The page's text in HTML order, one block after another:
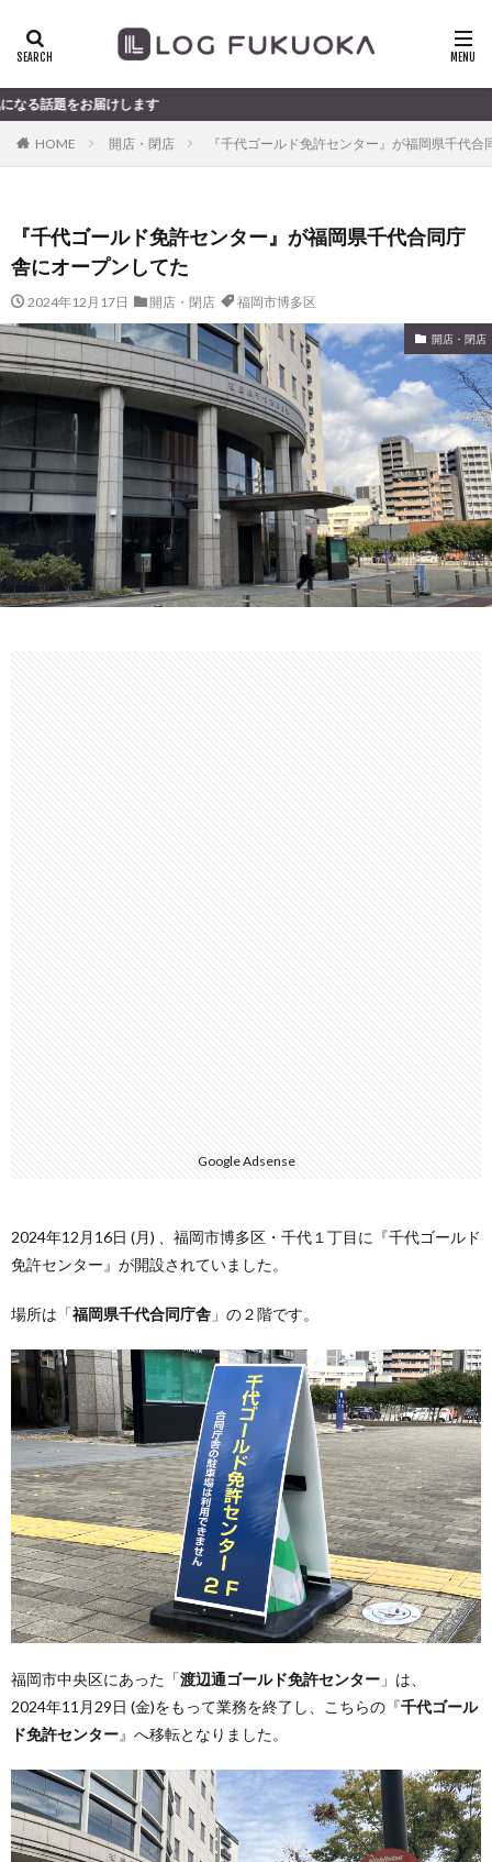
ます
HOME 開店・閉店 『千代ゴールド免許センター』が福岡県千代
『千代ゴールド免許センター』が福岡県千代合同庁
舎にオープンしてた
2024年12月17日 開店・閉店 福岡市博多区
開店・閉店
Google Adsense
2024年12月16日 (月) 、福岡市博多区・千代１丁目に『千代ゴールド
免許センター』が開設されていました。
場所は「福岡県千代合同庁舎 」の２階です。
福岡市中央区にあった「渡辺通ゴールド免許センター 」は、
2024年11月29日 (金)をもって業務を終了し、こちらの『千代ゴール
ド免許センター』へ移転となりました。